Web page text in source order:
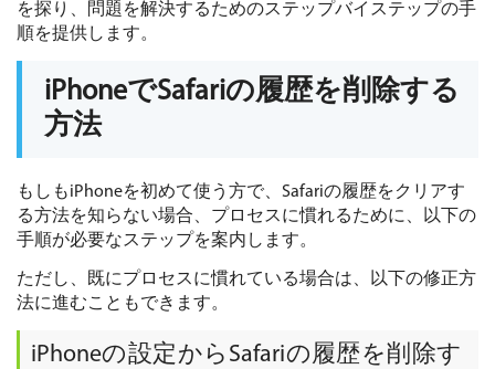
を探り、問題を解決するためのステップバイステップの手
順を提供します。
iPhoneでSafariの履歴を削除する
方法
もしもiPhoneを初めて使う方で、Safariの履歴をクリアす
る方法を知らない場合、プロセスに慣れるために、以下の
手順が必要なステップを案内します。
ただし、既にプロセスに慣れている場合は、以下の修正方
法に進むこともできます。
iPhoneの設定からSafariの履歴を削除す